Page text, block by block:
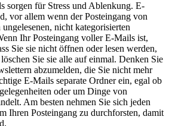
sorgen für Stress und Ablenkung. E-
vor allem wenn der Posteingang von
nicht kategorisierten
Ihr Posteingang voller E-Mails ist,
Sie sie nicht öffnen oder lesen werden,
Sie sie alle auf einmal. Denken Sie
abzumelden, die Sie nicht mehr
E-Mails separate Ordner ein, egal ob
oder um Dinge von
Am besten nehmen Sie sich jeden
Ihren Posteingang zu durchforsten, damit